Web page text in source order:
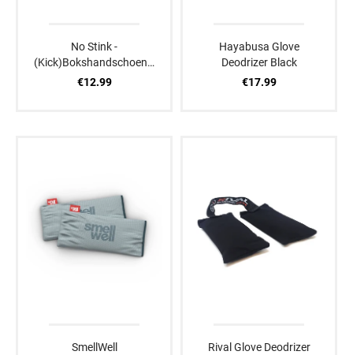
No Stink -
(Kick)Bokshandschoenen
Ontgeurder
€12.99
Hayabusa Glove
Deodrizer Black
€17.99
SmellWell
Rival Glove Deodrizer